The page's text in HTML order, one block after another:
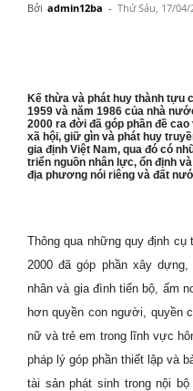
Bởi admin12ba - Thứ Sáu, 17/04/
Kế thừa và phát huy thành tựu
1959 và năm 1986 của nhà
2000 ra đời đã góp phần đề
xã hội, giữ gìn và phát huy
gia định Việt Nam, qua đó có
triển nguồn nhân lực, ổn định
địa phương nói riêng và đất
Thông qua những quy định cụ
2000 đã góp phần xây
nhân và gia đình tiến bộ, ấm
hơn quyền con người, quyền
nữ và trẻ em trong lĩnh vực
pháp lý góp phần thiết lập và
tài sản phát sinh trong nội